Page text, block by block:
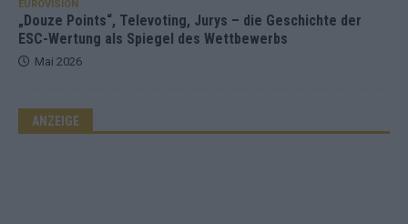
EUROVISION
„Douze Points“, Televoting, Jurys – die Geschichte der
ESC-Wertung als Spiegel des Wettbewerbs
Mai 2026
ANZEIGE